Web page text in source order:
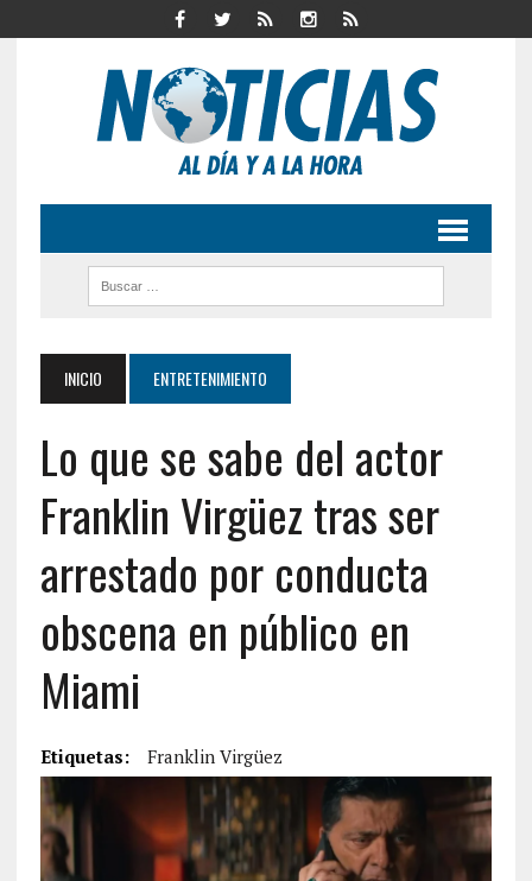
INICIO ENTRETENIMIENTO
Lo que se sabe del actor
Franklin Virgüez tras ser
arrestado por conducta
obscena en público en
Miami
Etiquetas: Franklin Virgüez